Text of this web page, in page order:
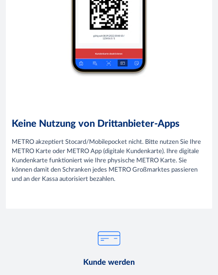
Keine Nutzung von Drittanbieter-Apps
METRO akzeptiert Stocard/Mobilepocket nicht. Bitte nutzen Sie Ihre
METRO Karte oder METRO App (digitale Kundenkarte). Ihre digitale
Kundenkarte funktioniert wie Ihre physische METRO Karte. Sie
können damit den Schranken jedes METRO Großmarktes passieren
und an der Kassa autorisiert bezahlen.
Kunde werden